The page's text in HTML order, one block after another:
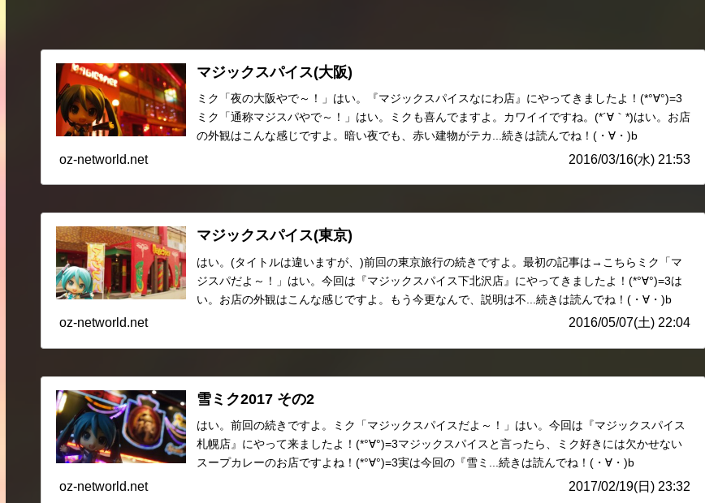
マジックスパイス(大阪)
ミク「夜の大阪やで～！」はい。『マジックスパイスなにわ店』にやってきましたよ！(*°∀°)=3
ミク「通称マジスパやで～！」はい。ミクも喜んでますよ。カワイイですね。(*´∀｀*)はい。お店
の外観はこんな感じですよ。暗い夜でも、赤い建物がテカ...続きは読んでね！(・∀・)b
oz-networld.net 2016/03/16(水) 21:53
マジックスパイス(東京)
はい。(タイトルは違いますが、)前回の東京旅行の続きですよ。最初の記事は→こちらミク「マ
ジスパだよ～！」はい。今回は『マジックスパイス下北沢店』にやってきましたよ！(*°∀°)=3は
い。お店の外観はこんな感じですよ。もう今更なんで、説明は不...続きは読んでね！(・∀・)b
oz-networld.net 2016/05/07(土) 22:04
雪ミク2017 その2
はい。前回の続きですよ。ミク「マジックスパイスだよ～！」はい。今回は『マジックスパイス
札幌店』にやって来ましたよ！(*°∀°)=3マジックスパイスと言ったら、ミク好きには欠かせない
スープカレーのお店ですよね！(*°∀°)=3実は今回の『雪ミ...続きは読んでね！(・∀・)b
oz-networld.net 2017/02/19(日) 23:32